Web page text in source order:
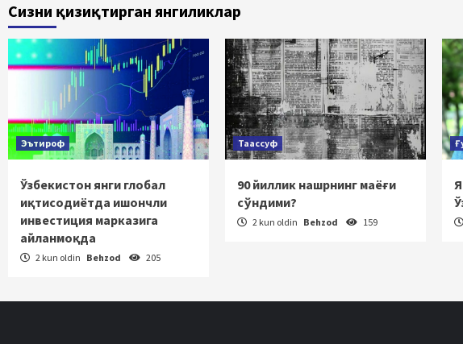
Сизни қизиқтирган янгиликлар
Эътироф
Ўзбекистон янги глобал
иқтисодиётда ишончли
инвестиция марказига
айланмоқда
2 kun oldin Behzod 205
Таассуф
90 йиллик нашрнинг маёғи
сўндими?
2 kun oldin Behzod 159